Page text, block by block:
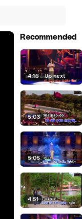
Recommended
4:16 | Up next
5:03
5:05
4:51